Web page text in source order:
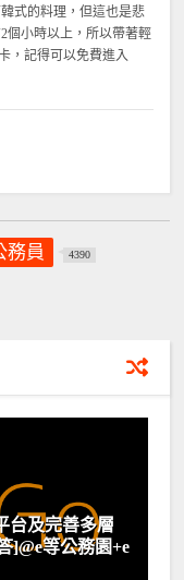
式的料理，但這也是悲
個小時以上，所以帶著輕
，記得可以免費進入
務員 4390
台及完善多層
]@e等公務園+e